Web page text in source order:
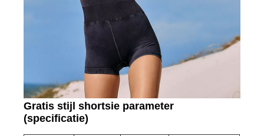
Gratis stijl shortsie parameter
(specificatie)